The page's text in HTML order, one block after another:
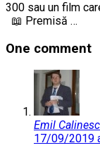
300 sau un film
📖 Premisă …
One comment
Emil
17/09/2019